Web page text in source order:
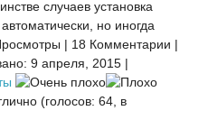
случаев установка
но иногда
| 18 Комментарии |
9 апреля, 2015 |
(голосов: 64, в